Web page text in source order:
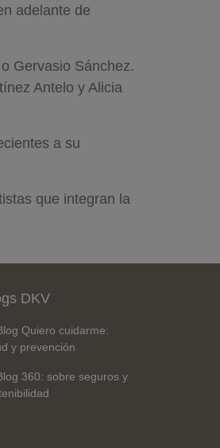
adelante de
Gervasio Sánchez.
Antelo y Alicia
a su
que integran la
DKV
Quiero cuidarme:
y prevención
360: sobre seguros y